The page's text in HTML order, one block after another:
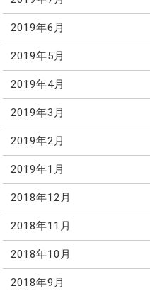
2019年6月
2019年5月
2019年4月
2019年3月
2019年2月
2019年1月
2018年12月
2018年11月
2018年10月
2018年9月